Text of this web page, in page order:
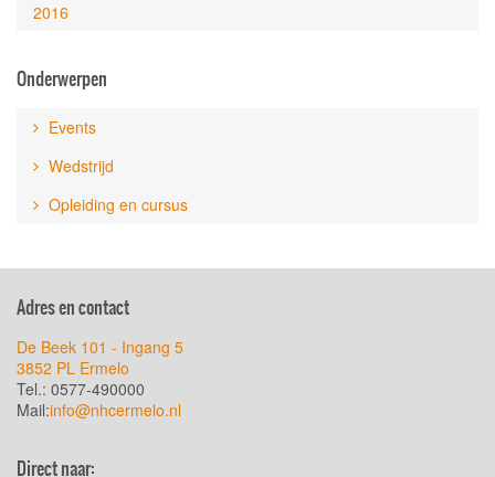
2016
Onderwerpen
Events
Wedstrijd
Opleiding en cursus
Adres en contact
De Beek 101 - Ingang 5
3852 PL Ermelo
Tel.: 0577-490000
Mail:info@nhcermelo.nl
Direct naar: